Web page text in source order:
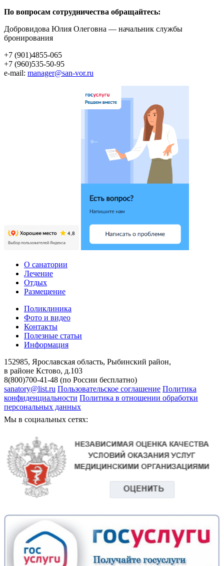
По вопросам сотрудничества обращайтесь:
Добровидова Юлия Олеговна — начальник службы
бронирования
+7 (901)4855-065
+7 (960)535-50-95
e-mail: manager@san-vor.ru
О санатории
Лечение
Отдых
Размещение
Поликлиника
Фото и видео
Контакты
Полезные статьи
Информация
152985, Ярославская область, Рыбинский район,
в районе Кстово, д.103
8(800)700-41-48 (по России бесплатно)
sanatory@list.ru Пользовательское соглашение Политика
конфиденциальности Политика в отношении обработки
персональных данных
Мы в социальных сетях: